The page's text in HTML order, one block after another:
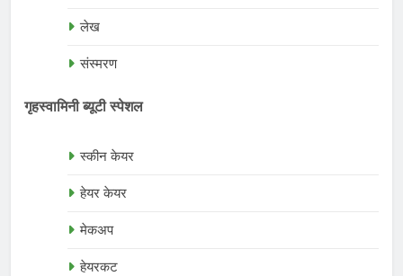
लेख
संस्मरण
गृहस्वामिनी ब्यूटी स्पेशल
स्कीन केयर
हेयर केयर
मेकअप
हेयरकट